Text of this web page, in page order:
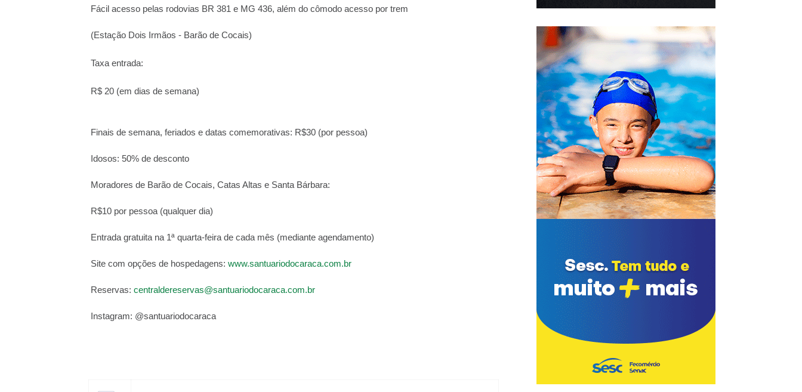
Fácil acesso pelas rodovias BR 381 e MG 436, além do cômodo acesso por trem
(Estação Dois Irmãos - Barão de Cocais)
Taxa entrada:
R$ 20 (em dias de semana)
Finais de semana, feriados e datas comemorativas: R$30 (por pessoa)
Idosos: 50% de desconto
Moradores de Barão de Cocais, Catas Altas e Santa Bárbara:
R$10 por pessoa (qualquer dia)
Entrada gratuita na 1ª quarta-feira de cada mês (mediante agendamento)
Site com opções de hospedagens: www.santuariodocaraca.com.br
Reservas: centraldereservas@santuariodocaraca.com.br
Instagram: @santuariodocaraca